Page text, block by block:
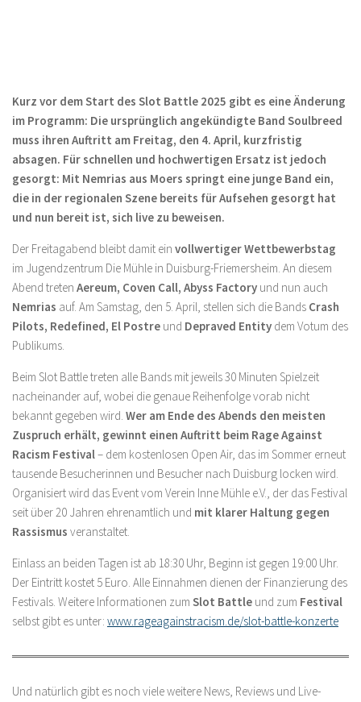
Kurz vor dem Start des Slot Battle 2025 gibt es eine Änderung
im Programm: Die ursprünglich angekündigte Band Soulbreed
muss ihren Auftritt am Freitag, den 4. April, kurzfristig
absagen. Für schnellen und hochwertigen Ersatz ist jedoch
gesorgt: Mit Nemrias aus Moers springt eine junge Band ein,
die in der regionalen Szene bereits für Aufsehen gesorgt hat
und nun bereit ist, sich live zu beweisen.
Der Freitagabend bleibt damit ein vollwertiger Wettbewerbstag
im Jugendzentrum Die Mühle in Duisburg-Friemersheim. An diesem
Abend treten Aereum, Coven Call, Abyss Factory und nun auch
Nemrias auf. Am Samstag, den 5. April, stellen sich die Bands Crash
Pilots, Redefined, El Postre und Depraved Entity dem Votum des
Publikums.
Beim Slot Battle treten alle Bands mit jeweils 30 Minuten Spielzeit
nacheinander auf, wobei die genaue Reihenfolge vorab nicht
bekannt gegeben wird. Wer am Ende des Abends den meisten
Zuspruch erhält, gewinnt einen Auftritt beim Rage Against
Racism Festival– dem kostenlosen Open Air, das im Sommer erneut
tausende Besucherinnen und Besucher nach Duisburg locken wird.
Organisiert wird das Event vom Verein Inne Mühle e.V., der das Festival
seit über 20 Jahren ehrenamtlich und mit klarer Haltung gegen
Rassismus veranstaltet.
Einlass an beiden Tagen ist ab 18:30 Uhr, Beginn ist gegen 19:00 Uhr.
Der Eintritt kostet 5 Euro. Alle Einnahmen dienen der Finanzierung des
Festivals. Weitere Informationen zum Slot Battle und zum Festival
selbst gibt es unter: www.rageagainstracism.de/slot-battle-konzerte
Und natürlich gibt es noch viele weitere News, Reviews und Live-